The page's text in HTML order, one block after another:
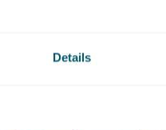
Details
Stuur een e-mail naar Jeroen
jeroen.naves@pelsrijcken.nl